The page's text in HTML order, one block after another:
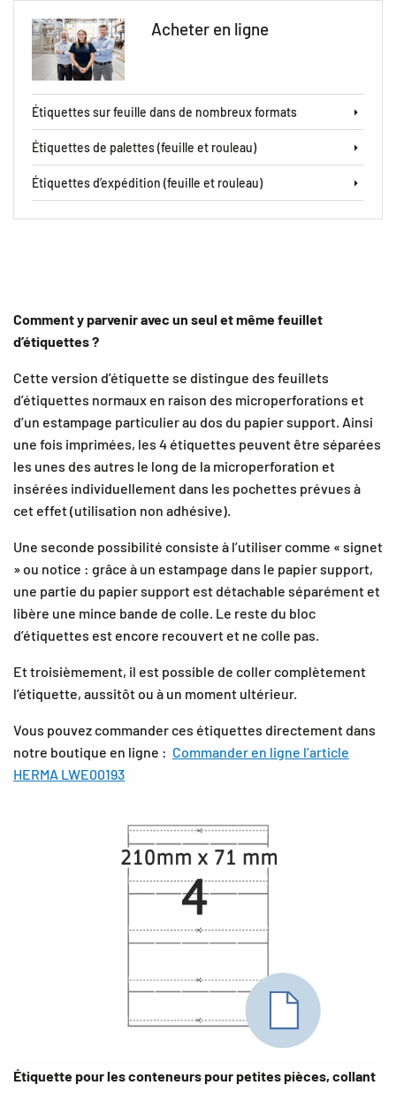
Acheter en ligne
Étiquettes sur feuille dans de nombreux formats
Étiquettes de palettes (feuille et rouleau)
Étiquettes d’expédition (feuille et rouleau)
Comment y parvenir avec un seul et même feuillet
d’étiquettes ?
Cette version d’étiquette se distingue des feuillets
d’étiquettes normaux en raison des microperforations et
d’un estampage particulier au dos du papier support. Ainsi
une fois imprimées, les 4 étiquettes peuvent être séparées
les unes des autres le long de la microperforation et
insérées individuellement dans les pochettes prévues à
cet effet (utilisation non adhésive).
Une seconde possibilité consiste à l’utiliser comme « signet
» ou notice : grâce à un estampage dans le papier support,
une partie du papier support est détachable séparément et
libère une mince bande de colle. Le reste du bloc
d’étiquettes est encore recouvert et ne colle pas.
Et troisièmement, il est possible de coller complètement
l’étiquette, aussitôt ou à un moment ultérieur.
Vous pouvez commander ces étiquettes directement dans
notre boutique en ligne : Commander en ligne l’article
HERMA LWE00193
Étiquette pour les conteneurs pour petites pièces, collant